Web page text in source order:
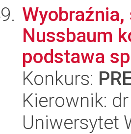
Nussbaum
podstawa
Konkurs:
Kierownik:
Uniwersytet